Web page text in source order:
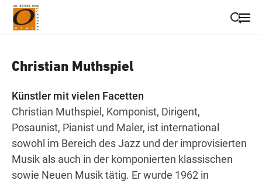
Christian Muthspiel
Künstler mit vielen Facetten
Christian Muthspiel, Komponist, Dirigent,
Posaunist, Pianist und Maler, ist international
sowohl im Bereich des Jazz und der improvisierten
Musik als auch in der komponierten klassischen
sowie Neuen Musik tätig. Er wurde 1962 in